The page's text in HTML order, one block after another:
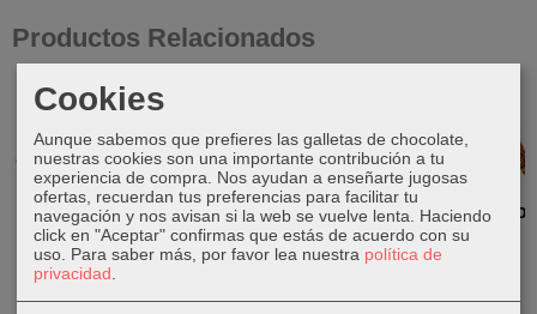
Productos Relacionados
Xilófono de
Metal
40,00 €
Didgerido
espiral de
madera
80,00 €
Didgeridoo
de madera
Didgeridoo
espiral de
60,00 €
Cookies
Aunque sabemos que prefieres las galletas de chocolate,
nuestras cookies son una importante contribución a tu
experiencia de compra. Nos ayudan a enseñarte jugosas
ofertas, recuerdan tus preferencias para facilitar tu
navegación y nos avisan si la web se vuelve lenta. Haciendo
click en "Aceptar" confirmas que estás de acuerdo con su
uso. Para saber más, por favor lea nuestra política de
privacidad